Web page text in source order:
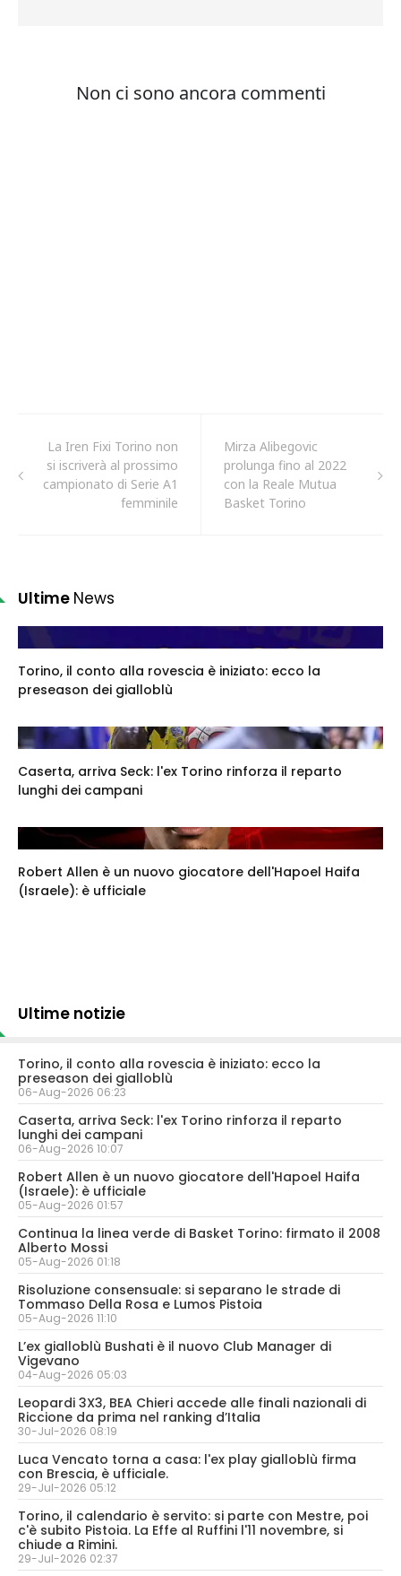
La Iren Fixi Torino non
si iscriverà al prossimo
campionato di Serie A1
femminile
Mirza Alibegovic
prolunga fino al 2022
con la Reale Mutua
Basket Torino
Ultime News
Torino, il conto alla rovescia è iniziato: ecco la
preseason dei gialloblù
Caserta, arriva Seck: l'ex Torino rinforza il reparto
lunghi dei campani
Robert Allen è un nuovo giocatore dell'Hapoel Haifa
(Israele): è ufficiale
Ultime notizie
Torino, il conto alla rovescia è iniziato: ecco la
preseason dei gialloblù
06-Aug-2026 06:23
Caserta, arriva Seck: l'ex Torino rinforza il reparto
lunghi dei campani
06-Aug-2026 10:07
Robert Allen è un nuovo giocatore dell'Hapoel Haifa
(Israele): è ufficiale
05-Aug-2026 01:57
Continua la linea verde di Basket Torino: firmato il 2008
Alberto Mossi
05-Aug-2026 01:18
Risoluzione consensuale: si separano le strade di
Tommaso Della Rosa e Lumos Pistoia
05-Aug-2026 11:10
L’ex gialloblù Bushati è il nuovo Club Manager di
Vigevano
04-Aug-2026 05:03
Leopardi 3X3, BEA Chieri accede alle finali nazionali di
Riccione da prima nel ranking d’Italia
30-Jul-2026 08:19
Luca Vencato torna a casa: l'ex play gialloblù firma
con Brescia, è ufficiale.
29-Jul-2026 05:12
Torino, il calendario è servito: si parte con Mestre, poi
c'è subito Pistoia. La Effe al Ruffini l'11 novembre, si
chiude a Rimini.
29-Jul-2026 02:37